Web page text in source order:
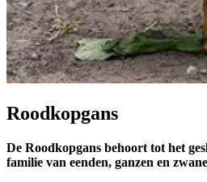
Roodkopgans
De Roodkopgans behoort tot het
familie van eenden, ganzen en